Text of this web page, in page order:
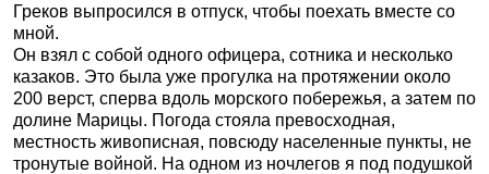
Греков выпросился в отпуск, чтобы поехать вместе со
мной.
Он взял с собой одного офицера, сотника и несколько
казаков. Это была уже прогулка на протяжении около
200 верст, сперва вдоль морского побережья, а затем по
долине Марицы. Погода стояла превосходная,
местность живописная, повсюду населенные пункты, не
тронутые войной. На одном из ночлегов я под подушкой